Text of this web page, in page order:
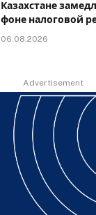
Казахстане
фоне налоговой
06.08.2026
Advertisement